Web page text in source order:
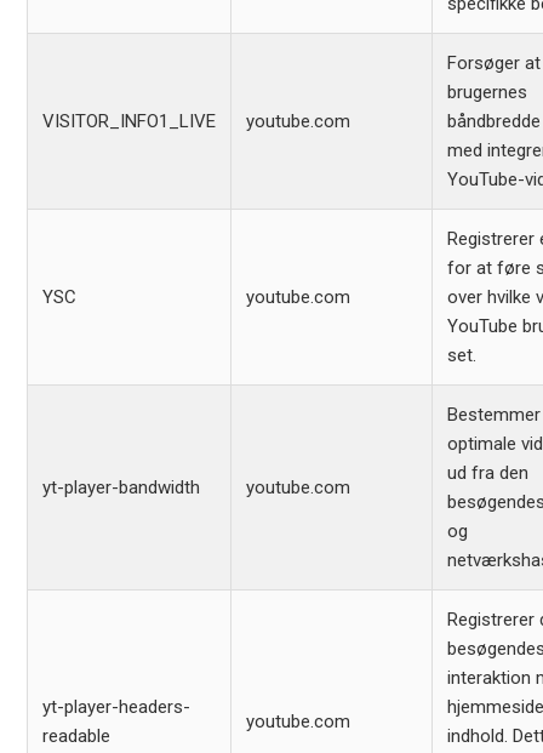
VISITOR_INFO1_LIVE youtube.com
Forsøger
brugernes
med
YouTube-
YSC youtube.com
Registrerer
for at føre
over hvilke
YouTube
set.
yt-player-bandwidth youtube.com
optimale
ud fra den
og
yt-player-headers-
readable
youtube.com
Registrerer
interaktion
indhold.